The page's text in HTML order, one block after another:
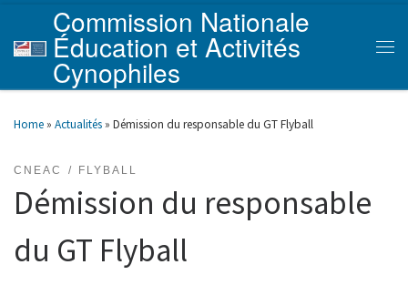
Skip to content
Commission Nationale
Éducation et Activités
Cynophiles
Home » Actualités » Démission du responsable du GT Flyball
CNEAC FLYBALL
Démission du responsable
du GT Flyball